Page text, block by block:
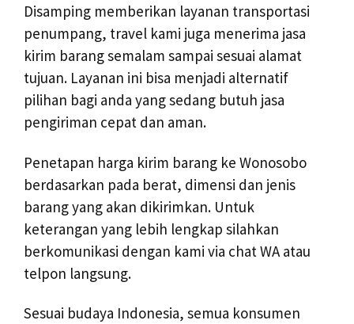
Disamping memberikan layanan transportasi
penumpang, travel kami juga menerima jasa
kirim barang semalam sampai sesuai alamat
tujuan. Layanan ini bisa menjadi alternatif
pilihan bagi anda yang sedang butuh jasa
pengiriman cepat dan aman.
Penetapan harga kirim barang ke Wonosobo
berdasarkan pada berat, dimensi dan jenis
barang yang akan dikirimkan. Untuk
keterangan yang lebih lengkap silahkan
berkomunikasi dengan kami via chat WA atau
telpon langsung.
Sesuai budaya Indonesia, semua konsumen